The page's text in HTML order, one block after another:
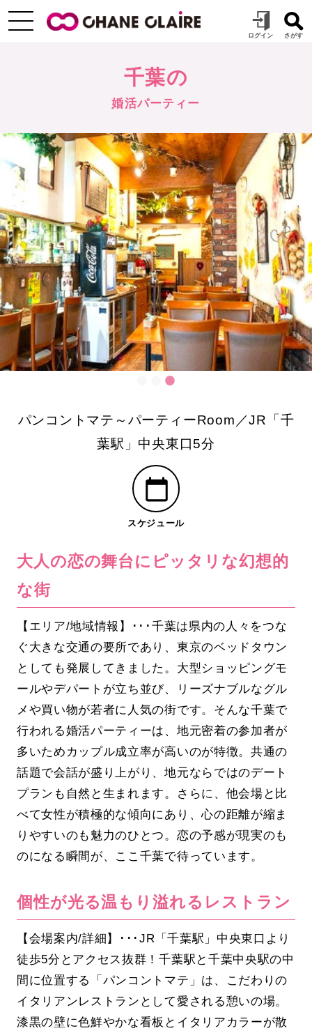
千葉の
婚活パーティー
パンコントマテ～パーティーRoom／JR「千
葉駅」中央東口5分
スケジュール
大人の恋の舞台にピッタリな幻想的
な街
【エリア/地域情報】･･･千葉は県内の人々をつな
ぐ大きな交通の要所であり、東京のベッドタウン
としても発展してきました。大型ショッピングモ
ールやデパートが立ち並び、リーズナブルなグル
メや買い物が若者に人気の街です。そんな千葉で
行われる婚活パーティーは、地元密着の参加者が
多いためカップル成立率が高いのが特徴。共通の
話題で会話が盛り上がり、地元ならではのデート
プランも自然と生まれます。さらに、他会場と比
べて女性が積極的な傾向にあり、心の距離が縮ま
りやすいのも魅力のひとつ。恋の予感が現実のも
のになる瞬間が、ここ千葉で待っています。
個性が光る温もり溢れるレストラン
【会場案内/詳細】･･･JR「千葉駅」中央東口より
徒歩5分とアクセス抜群！千葉駅と千葉中央駅の中
間に位置する「パンコントマテ」は、こだわりの
イタリアンレストランとして愛される憩いの場。
漆黒の壁に色鮮やかな看板とイタリアカラーが散